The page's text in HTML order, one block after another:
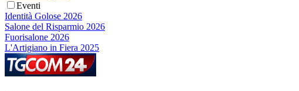
Eventi
Identità Golose 2026
Salone del Risparmio 2026
Fuorisalone 2026
L'Artigiano in Fiera 2025